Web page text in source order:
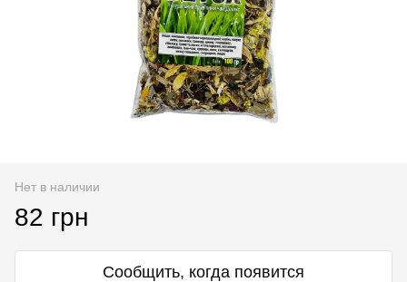
Нет в наличии
82 грн
Сообщить, когда появится